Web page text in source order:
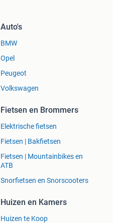
Auto's
BMW
Opel
Peugeot
Volkswagen
Fietsen en Brommers
Elektrische fietsen
Fietsen | Bakfietsen
Fietsen | Mountainbikes en
ATB
Snorfietsen en Snorscooters
Huizen en Kamers
Huizen te Koop